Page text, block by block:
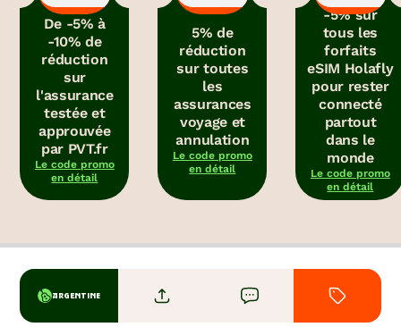
De -5% à
-10% de
réduction
sur
l'assurance
testée et
approuvée
par PVT.fr
Le code promo
en détail
5% de
réduction
sur toutes
les
assurances
voyage et
annulation
Le code promo
en détail
-5% sur
tous les
forfaits
eSIM Holafly
pour rester
connecté
partout
dans le
monde
Le code promo
en détail
ARGENTINE